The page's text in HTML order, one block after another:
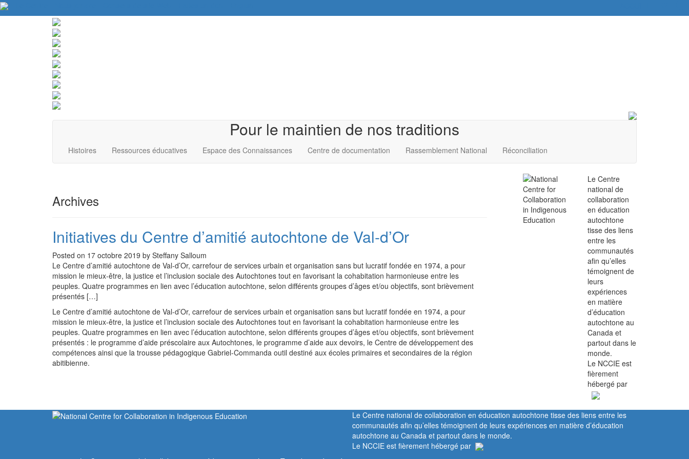
Pour le maintien de nos traditions
Histoires Ressources éducatives Espace des Connaissances Centre de documentation Rassemblement National Réconciliation
Archives
Initiatives du Centre d’amitié autochtone de Val-d’Or
Posted on 17 octobre 2019 by Steffany Salloum
Le Centre d’amitié autochtone de Val-d’Or, carrefour de services urbain et organisation sans but lucratif fondée en 1974, a pour
mission le mieux-être, la justice et l’inclusion sociale des Autochtones tout en favorisant la cohabitation harmonieuse entre les
peuples. Quatre programmes en lien avec l’éducation autochtone, selon différents groupes d’âges et/ou objectifs, sont brièvement
présentés […]
Le Centre d’amitié autochtone de Val-d’Or, carrefour de services urbain et organisation sans but lucratif fondée en 1974, a pour
mission le mieux-être, la justice et l’inclusion sociale des Autochtones tout en favorisant la cohabitation harmonieuse entre les
peuples. Quatre programmes en lien avec l’éducation autochtone, selon différents groupes d’âges et/ou objectifs, sont brièvement
présentés : le programme d’aide préscolaire aux Autochtones, le programme d’aide aux devoirs, le Centre de développement des
compétences ainsi que la trousse pédagogique Gabriel-Commanda outil destiné aux écoles primaires et secondaires de la région
abitibienne.
Le Centre
national de
collaboration
en éducation
autochtone
tisse des liens
entre les
communautés
afin qu’elles
témoignent de
leurs
expériences
en matière
d’éducation
autochtone au
Canada et
partout dans le
monde.
Le NCCIE est
fièrement
hébergé par
Le Centre national de collaboration en éducation autochtone tisse des liens entre les
communautés afin qu’elles témoignent de leurs expériences en matière d’éducation
autochtone au Canada et partout dans le monde.
Le NCCIE est fièrement hébergé par